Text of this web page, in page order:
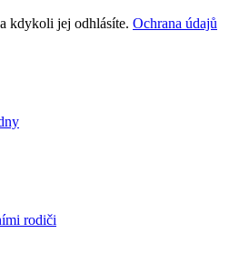
kdykoli jej odhlásíte. Ochrana údajů
rodiči